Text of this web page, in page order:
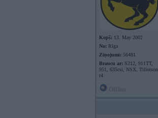
Kopš: 13. May 2002
No: Rīga
Ziņojumi: 56481
Braucu ar: S212, 911TT,
951, 635csi, NSX, Tillotson
t4